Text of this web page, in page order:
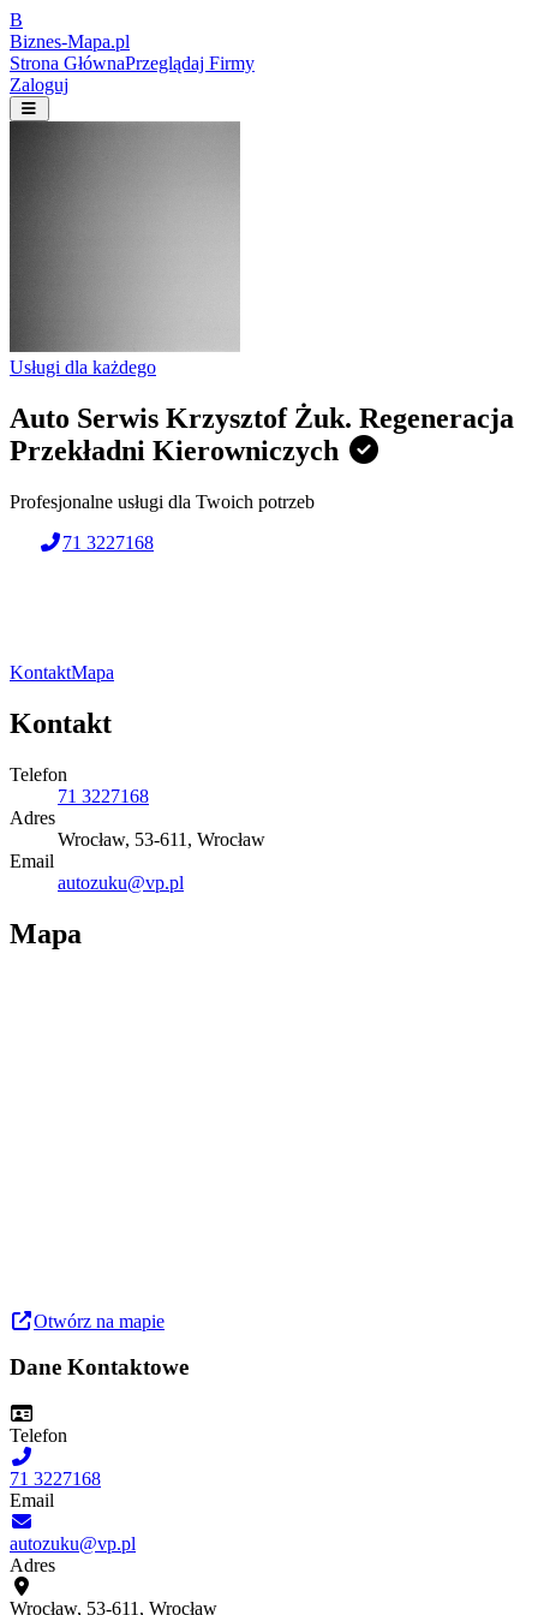
B
Biznes-Mapa.pl
Strona GłównaPrzeglądaj Firmy
Zaloguj
Usługi dla każdego
Auto Serwis Krzysztof Żuk. Regeneracja
Przekładni Kierowniczych
Profesjonalne usługi dla Twoich potrzeb
71 3227168
KontaktMapa
Kontakt
Telefon
71 3227168
Adres
Wrocław, 53-611, Wrocław
Email
autozuku@vp.pl
Mapa
Otwórz na mapie
Dane Kontaktowe
Telefon
71 3227168
Email
autozuku@vp.pl
Adres
Wrocław, 53-611, Wrocław